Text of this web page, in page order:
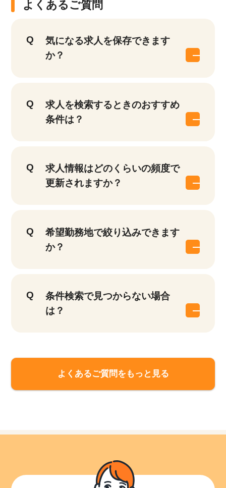
よくあるご質問
気になる求人を保存できます
か？
求人を検索するときのおすすめ
条件は？
求人情報はどのくらいの頻度で
更新されますか？
希望勤務地で絞り込みできます
か？
条件検索で見つからない場合
は？
よくあるご質問をもっと見る